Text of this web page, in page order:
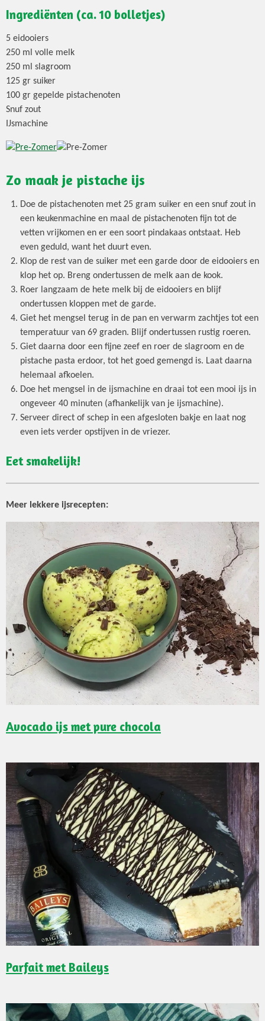
Ingrediënten (ca. 10 bolletjes)
5 eidooiers
250 ml volle melk
250 ml slagroom
125 gr suiker
100 gr gepelde pistachenoten
Snuf zout
IJsmachine
Zo maak je pistache ijs
Doe de pistachenoten met 25 gram suiker en een snuf zout in
een keukenmachine en maal de pistachenoten fijn tot de
vetten vrijkomen en er een soort pindakaas ontstaat. Heb
even geduld, want het duurt even.
Klop de rest van de suiker met een garde door de eidooiers en
klop het op. Breng ondertussen de melk aan de kook.
Roer langzaam de hete melk bij de eidooiers en blijf
ondertussen kloppen met de garde.
Giet het mengsel terug in de pan en verwarm zachtjes tot een
temperatuur van 69 graden. Blijf ondertussen rustig roeren.
Giet daarna door een fijne zeef en roer de slagroom en de
pistache pasta erdoor, tot het goed gemengd is. Laat daarna
helemaal afkoelen.
Doe het mengsel in de ijsmachine en draai tot een mooi ijs in
ongeveer 40 minuten (afhankelijk van je ijsmachine).
Serveer direct of schep in een afgesloten bakje en laat nog
even iets verder opstijven in de vriezer.
Eet smakelijk!
Meer lekkere ijsrecepten:
Avocado ijs met pure chocola
Parfait met Baileys